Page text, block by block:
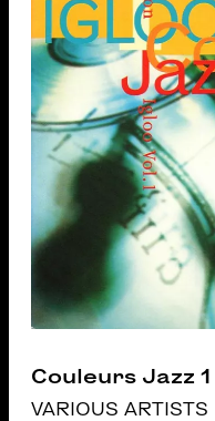
Couleurs Jazz 1
VARIOUS ARTISTS